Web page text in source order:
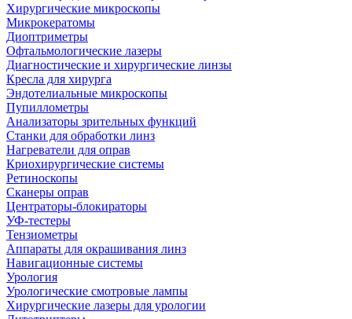
Хирургические микроскопы
Микрокератомы
Диоптриметры
Офтальмологические лазеры
Диагностические и хирургические линзы
Кресла для хирурга
Эндотелиальные микроскопы
Пупиллометры
Анализаторы зрительных функций
Станки для обработки линз
Нагреватели для оправ
Криохирургические системы
Ретиноскопы
Сканеры оправ
Центраторы-блокираторы
УФ-тестеры
Тензиометры
Аппараты для окрашивания линз
Навигационные системы
Урология
Урологические смотровые лампы
Хирургические лазеры для урологии